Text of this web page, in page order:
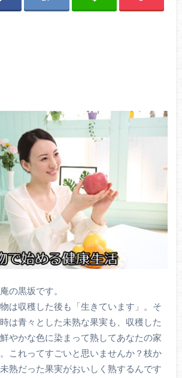
の黒坂です。
は収穫した後も「生きています」。そ
は青々とした未熟な果実も、収穫した
やかな色に染まって熟してあなたの家
これってすごいと思いませんか？枝か
熟だった果実がおいしく熟するんです